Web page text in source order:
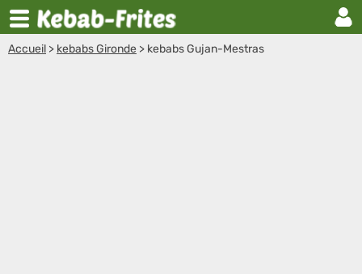
Accueil > kebabs Gironde > kebabs Gujan-Mestras